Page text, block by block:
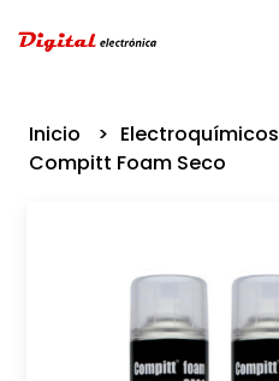
Inicio
Electroquímicos
Compitt Foam Seco